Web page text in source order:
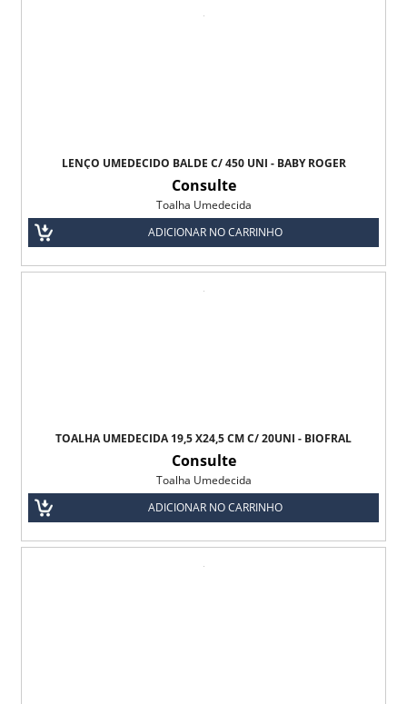
LENÇO UMEDECIDO BALDE C/ 450 UNI - BABY ROGER
Consulte
Toalha Umedecida
ADICIONAR NO CARRINHO
TOALHA UMEDECIDA 19,5 X24,5 CM C/ 20UNI - BIOFRAL
Consulte
Toalha Umedecida
ADICIONAR NO CARRINHO